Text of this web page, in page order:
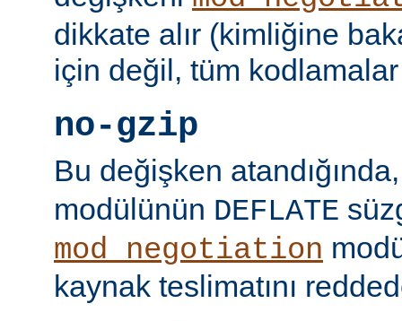
dikkate alır (kimliğine
için değil, tüm
no-gzip
Bu değişken
modülünün DEFLATE
mod_negotiation
kaynak teslimatını